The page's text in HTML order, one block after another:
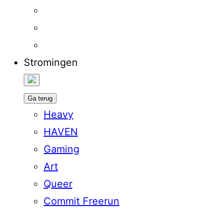
Stromingen
Ga terug
Heavy
HAVEN
Gaming
Art
Queer
Commit Freerun